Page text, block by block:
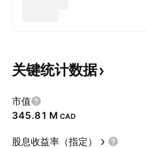
关键统计数据
市值
‪345.81 M‬ CAD
股息收益率（指定）